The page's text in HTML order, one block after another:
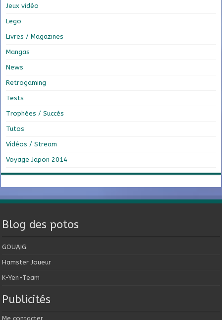
Jeux vidéo
Lego
Livres / Magazines
Mangas
News
Retrogaming
Tests
Trophées / Succès
Tutos
Vidéos / Stream
Voyage Japon 2014
Blog des potos
GOUAIG
Hamster Joueur
K-Yen-Team
Publicités
Me contacter